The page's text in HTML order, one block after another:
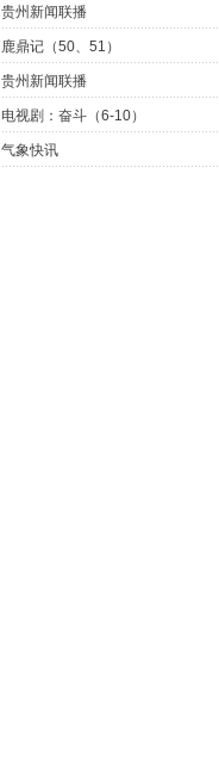
贵州新闻联播
鹿鼎记（50、51）
贵州新闻联播
电视剧：奋斗（6-10）
气象快讯